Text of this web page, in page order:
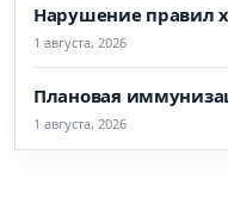
Нарушение правил
1 августа, 2026
Плановая
1 августа, 2026